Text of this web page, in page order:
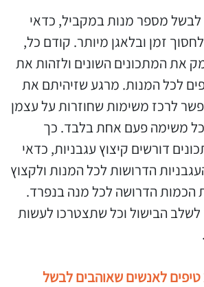
מספר מנות במקביל, כדאי
זמן ובלאגן מיותר. קודם כל,
את המתכונים השונים ולזהות את
לכל המנות. מרגע שזיהיתם את
לרכז משימות שחוזרות על עצמן
כל משימה פעם אחת בלבד. כך
דורשים קיצוץ עגבניות, כדאי
הדרושות לכל המנות ולקצוץ
הכמות הדרושה לכל מנה בנפרד.
לשלב הבישול וכל שתצטרכו לעשות